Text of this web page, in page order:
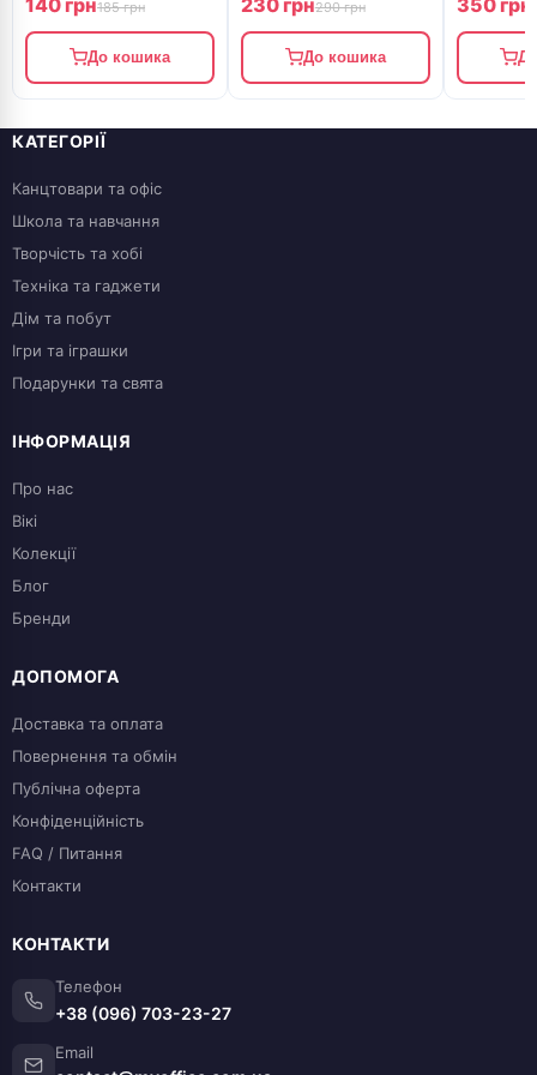
185 грн
До кошика
290 грн
До кошика
КАТЕГОРІЇ
Канцтовари та офіс
Школа та навчання
Творчість та хобі
Техніка та гаджети
Дім та побут
Ігри та іграшки
Подарунки та свята
ІНФОРМАЦІЯ
Про нас
Вікі
Колекції
Блог
Бренди
ДОПОМОГА
Доставка та оплата
Повернення та обмін
Публічна оферта
Конфіденційність
FAQ / Питання
Контакти
КОНТАКТИ
Телефон
+38 (096) 703-23-27
Email